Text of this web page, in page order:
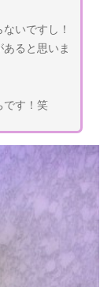
いですし！
ると思いま
です！笑